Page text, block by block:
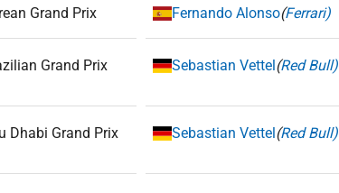
Grand Prix Fernando Alonso(Ferrari)
Grand Prix Sebastian Vettel(Red Bull)
Dhabi Grand Prix Sebastian Vettel(Red Bull)